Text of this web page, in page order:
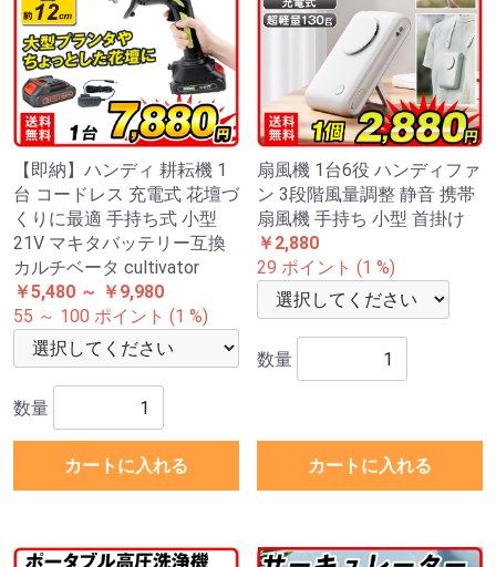
【即納】ハンディ 耕耘機 1
台 コードレス 充電式 花壇づ
くりに最適 手持ち式 小型
21V マキタバッテリー互換
カルチベータ cultivator
￥5,480 ～ ￥9,980
55 ～ 100 ポイント (1 %)
数量
カートに入れる
扇風機 1台6役 ハンディファ
ン 3段階風量調整 静音 携帯
扇風機 手持ち 小型 首掛け
￥2,880
29 ポイント (1 %)
数量
カートに入れる